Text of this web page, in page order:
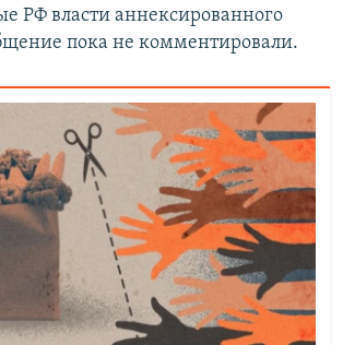
РФ власти аннексированного
пока не комментировали.